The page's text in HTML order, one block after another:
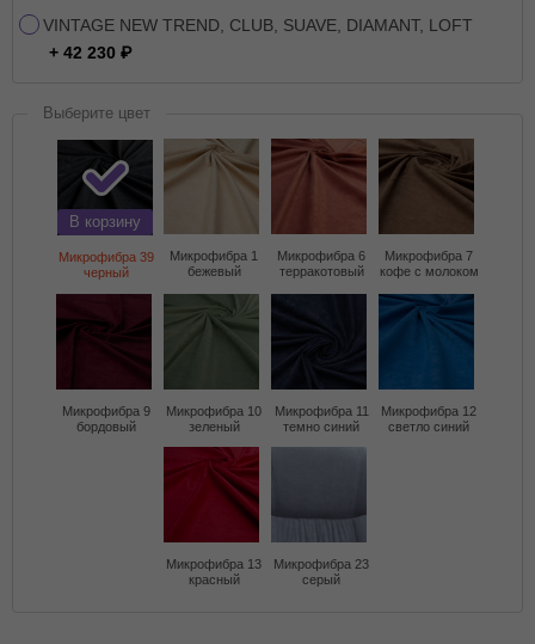
VINTAGE NEW TREND, CLUB, SUAVE, DIAMANT, LOFT
+ 42 230
Выберите цвет
В корзину
Микрофибра 39
черный
Микрофибра 1
бежевый
Микрофибра 6
терракотовый
Микрофибра 7
кофе с молоком
Микрофибра 9
бордовый
Микрофибра 10
зеленый
Микрофибра 11
темно синий
Микрофибра 12
светло синий
Микрофибра 13
красный
Микрофибра 23
серый